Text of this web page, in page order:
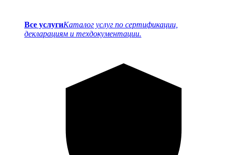
Все услугиКаталог услуг по сертификации,
декларациям и техдокументации.